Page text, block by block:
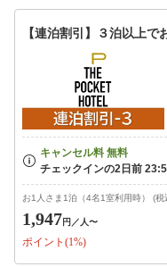
【連泊割引】３泊以上で
お1人さま1泊（4名1室利用時） (税
1,947円 ／人〜
ポイント(1%)